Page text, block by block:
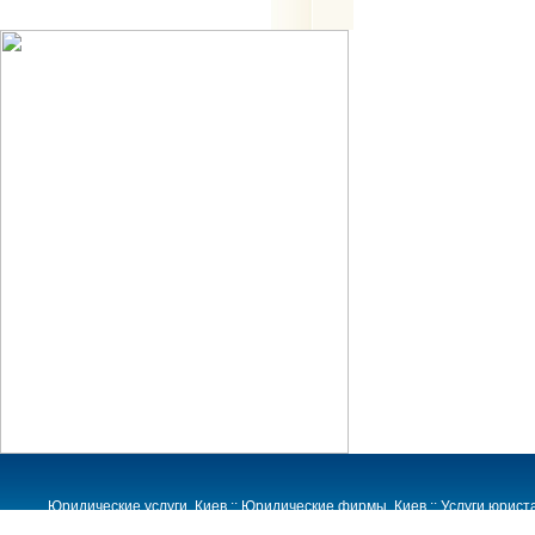
Юридические услуги, Киев ::Юридические фирмы, Киев ::Услуги